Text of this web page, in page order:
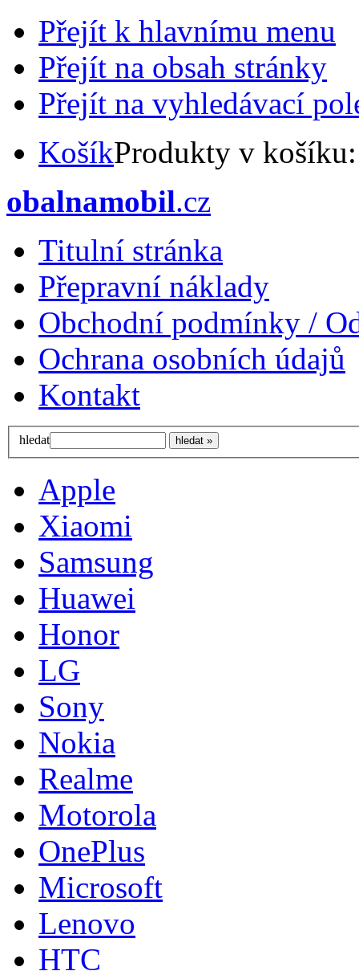
Přejít k hlavnímu menu
Přejít na obsah stránky
Přejít na vyhledávací
KošíkProdukty v
obalnamobil.cz
Titulní stránka
Přepravní náklady
Obchodní podmínky /
Ochrana osobních údajů
Kontakt
hledat
Apple
Xiaomi
Samsung
Huawei
Honor
LG
Sony
Nokia
Realme
Motorola
OnePlus
Microsoft
Lenovo
HTC